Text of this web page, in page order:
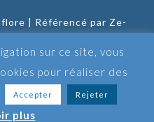
| Référencé par Ze-
Conditions de retour
sur ce site, vous
pour réaliser des
Accepter Rejeter
plus